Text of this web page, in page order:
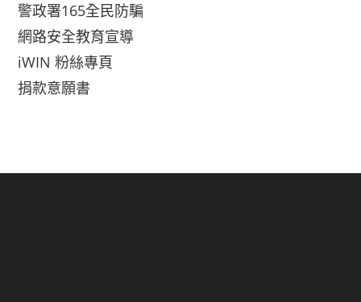
警政署165全民防騙
網路安全教育宣導
iWIN 粉絲專頁
捐款意願書